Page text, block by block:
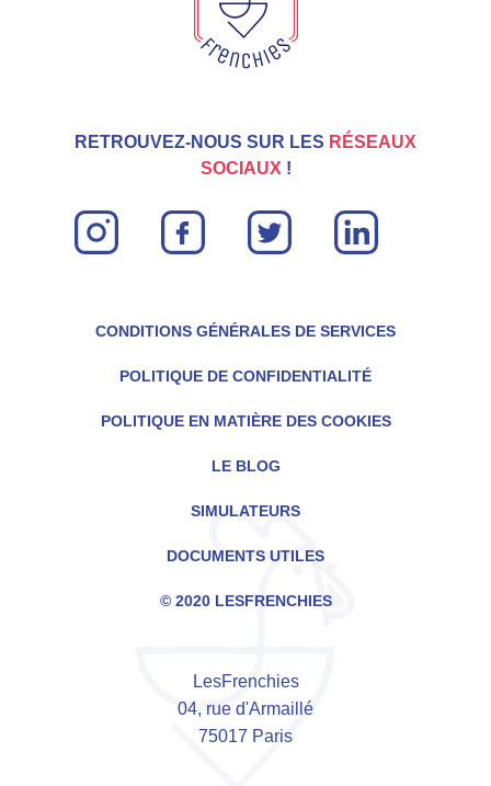
RETROUVEZ-NOUS SUR LES RÉSEAUX
SOCIAUX !
instagram facebook twitter linkin
CONDITIONS GÉNÉRALES DE SERVICES
POLITIQUE DE CONFIDENTIALITÉ
POLITIQUE EN MATIÈRE DES COOKIES
LE BLOG
SIMULATEURS
DOCUMENTS UTILES
© 2020 LESFRENCHIES
LesFrenchies
04, rue d'Armaillé
75017 Paris